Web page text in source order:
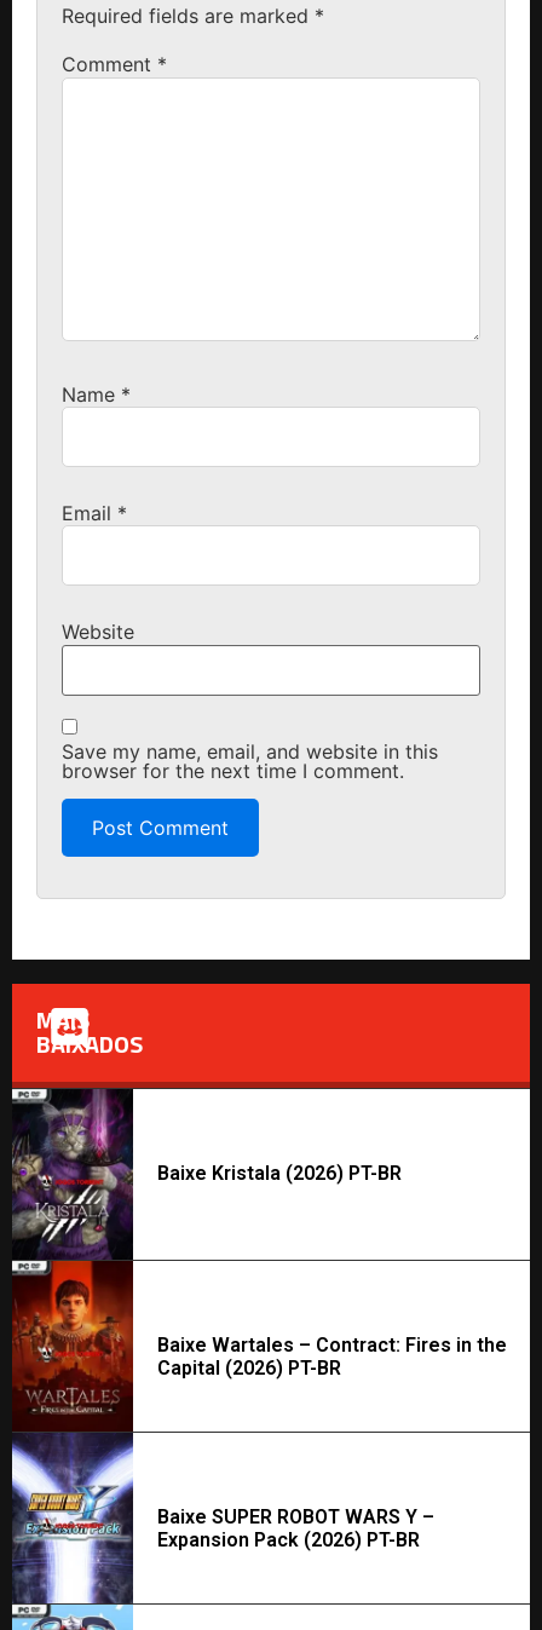
Required fields are marked *
Comment *
Name *
Email *
Website
Save my name, email, and website in this
browser for the next time I comment.
MAIS
BAIXADOS
Baixe Kristala (2026) PT-BR
Baixe Wartales – Contract: Fires in the
Capital (2026) PT-BR
Baixe SUPER ROBOT WARS Y –
Expansion Pack (2026) PT-BR